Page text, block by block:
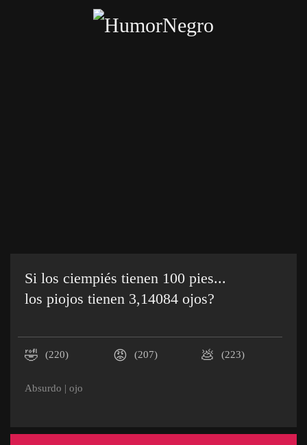
Si los ciempiés tienen 100 pies...
los piojos tienen 3,14084 ojos?
🤣 (220) 😡 (207) 💩 (223)
Absurdo | ojo